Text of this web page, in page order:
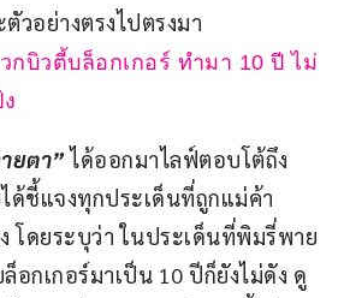
วอย่างตรงไปตรงมา
กบิวตี้บล็อกเกอร์ ทำมา 10 ปี ไม่
ยตา” ได้ออกมาไลฟ์ตอบโต้ถึง
ด้ชี้แจงทุกประเด็นที่ถูกแม่ค้า
โดยระบุว่า ในประเด็นที่พิมรี่พาย
อกเกอร์มาเป็น 10 ปีก็ยังไม่ดัง ดู